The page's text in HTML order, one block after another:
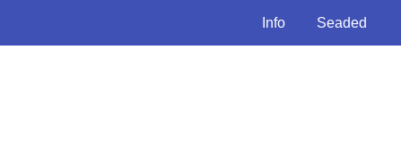
Info Seaded